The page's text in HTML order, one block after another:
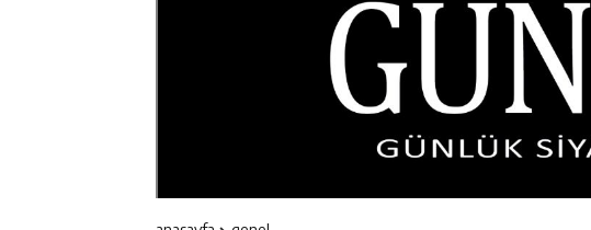
11:52 Burhan İşliyen, Erzincan’da
11:52 Erzincan Badmintonda Finale